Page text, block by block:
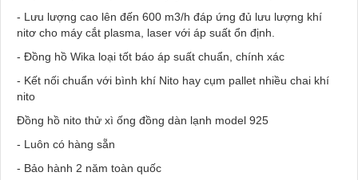
- Lưu lượng cao lên đến 600 m3/h đáp ứng đủ lưu lượng khí
nitơ cho máy cắt plasma, laser với áp suất ổn định.
- Đồng hồ Wika loại tốt báo áp suất chuẩn, chính xác
- Kết nối chuẩn với bình khí Nito hay cụm pallet nhiều chai khí
nito
Đồng hồ nito thử xì ống đồng dàn lạnh model 925
- Luôn có hàng sẵn
- Bảo hành 2 năm toàn quốc